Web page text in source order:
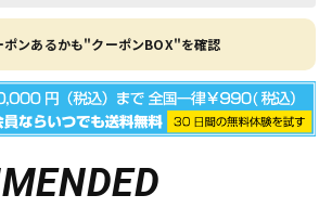
ポンあるかも"クーポンBOX"を確認